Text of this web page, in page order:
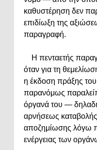
καθυστέρηση δεν
επιδίωξη της
παραγραφή.
Η πενταετής
όταν για τη
η έκδοση πράξης
παρανόμως
όργανά του —
αρνήσεως
αποζημίωσης λόγω
ενέργειας των